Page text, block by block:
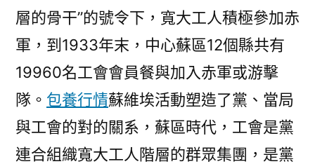
層的骨干”的號令下，寬大工人積極參加赤
軍，到1933年末，中心蘇區12個縣共有
19960名工會會員餐與加入赤軍或游擊
隊。 包養行情蘇維埃活動塑造了黨、當局
與工會的對的關系，蘇區時代，工會是黨
連合組織寬大工人階層的群眾集團，是黨